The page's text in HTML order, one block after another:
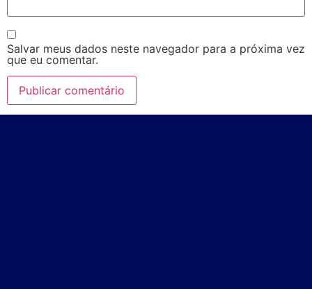
Salvar meus dados neste navegador para a próxima vez
que eu comentar.